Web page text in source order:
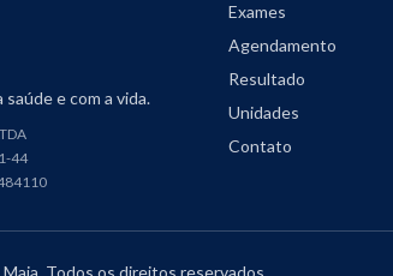
e com a vida.
44
Exames
Agendamento
Resultado
Unidades
Contato
Todos os direitos reservados.